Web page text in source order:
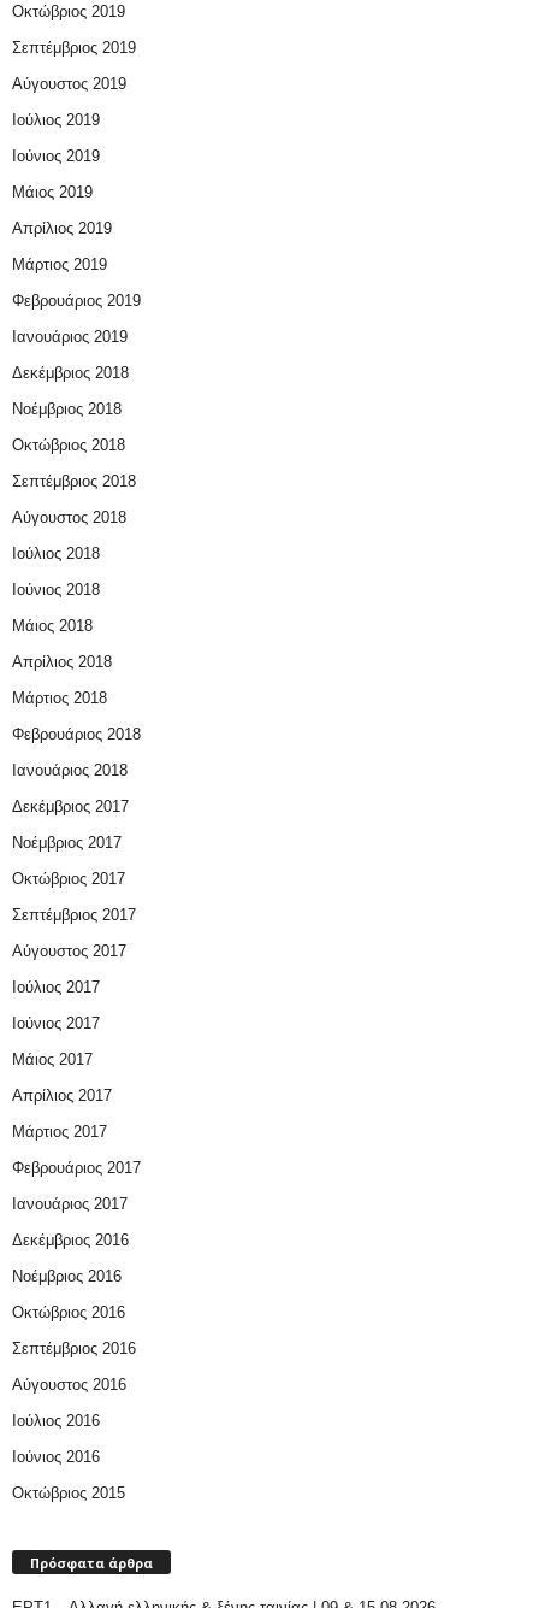
Οκτώβριος 2019
Σεπτέμβριος 2019
Αύγουστος 2019
Ιούλιος 2019
Ιούνιος 2019
Μάιος 2019
Απρίλιος 2019
Μάρτιος 2019
Φεβρουάριος 2019
Ιανουάριος 2019
Δεκέμβριος 2018
Νοέμβριος 2018
Οκτώβριος 2018
Σεπτέμβριος 2018
Αύγουστος 2018
Ιούλιος 2018
Ιούνιος 2018
Μάιος 2018
Απρίλιος 2018
Μάρτιος 2018
Φεβρουάριος 2018
Ιανουάριος 2018
Δεκέμβριος 2017
Νοέμβριος 2017
Οκτώβριος 2017
Σεπτέμβριος 2017
Αύγουστος 2017
Ιούλιος 2017
Ιούνιος 2017
Μάιος 2017
Απρίλιος 2017
Μάρτιος 2017
Φεβρουάριος 2017
Ιανουάριος 2017
Δεκέμβριος 2016
Νοέμβριος 2016
Οκτώβριος 2016
Σεπτέμβριος 2016
Αύγουστος 2016
Ιούλιος 2016
Ιούνιος 2016
Οκτώβριος 2015
Πρόσφατα άρθρα